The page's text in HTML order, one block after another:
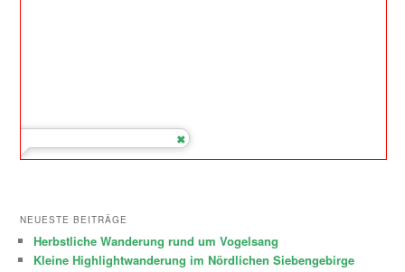
NEUESTE BEITRÄGE
Herbstliche Wanderung rund um Vogelsang
Kleine Highlightwanderung im Nördlichen Siebengebirge